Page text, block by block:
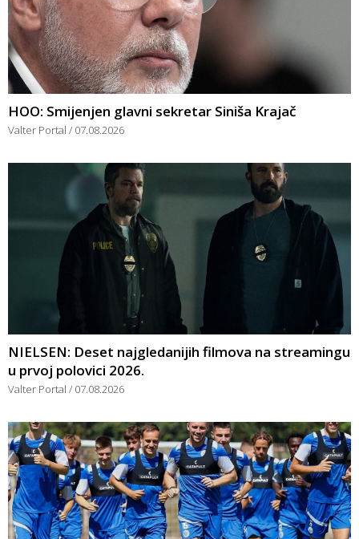
HOO: Smijenjen glavni sekretar Siniša Krajač
Valter Portal 07.08.2026
NIELSEN: Deset najgledanijih filmova na streamingu
u prvoj polovici 2026.
Valter Portal 07.08.2026